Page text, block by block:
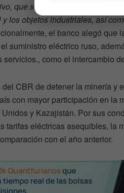
que socava el suministro de
los objetos industriales, así
el banco alegó que
suministro eléctrico ruso,
servicios., como el intercambio
CBR de detener la minería y
con mayor participación en la
y Kazajistán. Por sus
tarifas eléctricas asequibles, la
con el año anterior.